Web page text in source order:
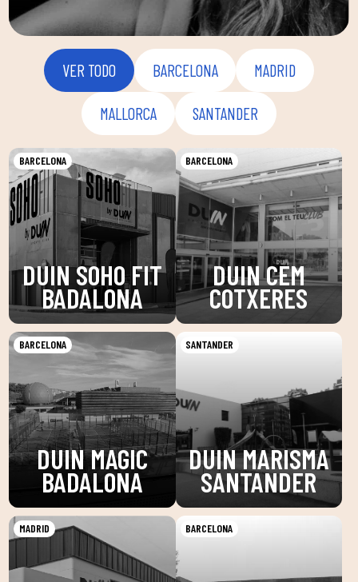
VER TODO BARCELONA MADRID
MALLORCA SANTANDER
BARCELONA
DUIN SOHO FIT
BADALONA
BARCELONA
DUIN CEM
COTXERES
BARCELONA
DUIN MAGIC
BADALONA
SANTANDER
DUIN MARISMA
SANTANDER
MADRID BARCELONA